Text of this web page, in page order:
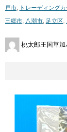
戸市, トレーディング
三郷市, 八潮市, 足立区,
桃太郎王国草